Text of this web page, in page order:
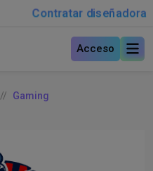
Contratar diseñadora
Acceso
Gaming